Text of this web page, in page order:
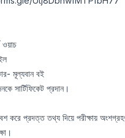
ওয়াচ
মূল্যবান বই
সার্টিফিকেট প্রদান।
করে প্রদত্ত তথ্য দিয়ে পরীক্ষায়